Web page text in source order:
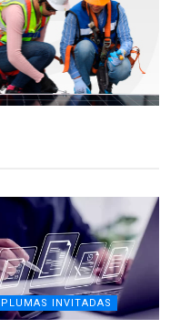
PLUMAS INVITADAS